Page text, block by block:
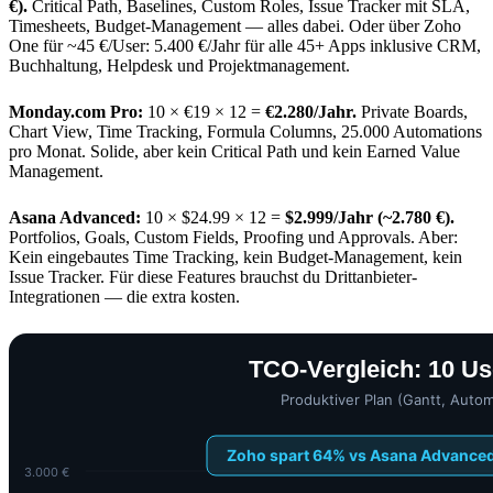
€). Critical Path, Baselines, Custom Roles, Issue Tracker mit SLA,
Timesheets, Budget-Management — alles dabei. Oder über Zoho
One für ~45 €/User: 5.400 €/Jahr für alle 45+ Apps inklusive CRM,
Buchhaltung, Helpdesk und Projektmanagement.
Monday.com Pro: 10 × €19 × 12 = €2.280/Jahr. Private Boards,
Chart View, Time Tracking, Formula Columns, 25.000 Automations
pro Monat. Solide, aber kein Critical Path und kein Earned Value
Management.
Asana Advanced: 10 × $24.99 × 12 = $2.999/Jahr (~2.780 €).
Portfolios, Goals, Custom Fields, Proofing und Approvals. Aber:
Kein eingebautes Time Tracking, kein Budget-Management, kein
Issue Tracker. Für diese Features brauchst du Drittanbieter-
Integrationen — die extra kosten.